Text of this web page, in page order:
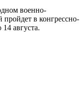
военно-
в конгрессно-
августа.